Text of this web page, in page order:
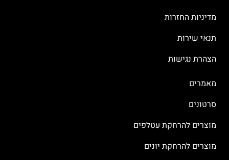
מדיניות החזרות
תנאי שירות
הצהרת נגישות
מאמרים
סרטונים
מוצרים להרחקת עטלפים
מוצרים להרחקת יונים